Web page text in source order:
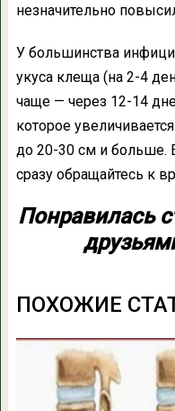
незначительно
У большинства
укуса клеща (на 2-4
чаще — через 12-14
которое
до 20-30 см и больше.
сразу обращайтесь к
Понравилась
ПОХОЖИЕ